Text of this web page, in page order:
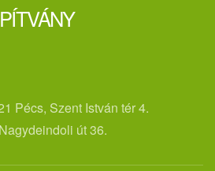
Pécs, Szent István tér 4.
út 36.